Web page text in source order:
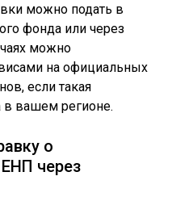
можно подать в
фонда или через
можно
на официальных
если такая
в вашем регионе.
о
через